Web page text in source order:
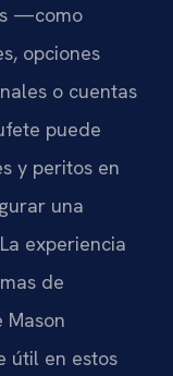
—como
opciones
o cuentas
puede
y peritos en
una
experiencia
de
útil en estos